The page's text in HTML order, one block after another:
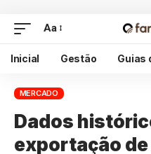
Aa
Inicial Gestão Guias
MERCADO
Dados
exportação de